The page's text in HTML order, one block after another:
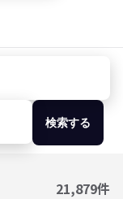
検索する
21,879件